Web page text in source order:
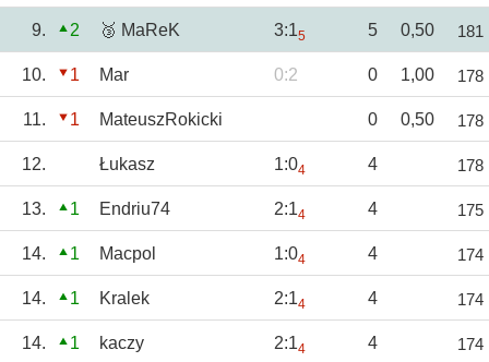
9. 2 🥉 MaReK 3:15 5 0,50 181
10. 1 Mar 0:2 0 1,00 178
11. 1 MateuszRokicki 0 0,50 178
12. Łukasz 1:04 4 178
13. 1 Endriu74 2:14 4 175
14. 1 Macpol 1:04 4 174
14. 1 Kralek 2:14 4 174
14. 1 kaczy 2:14 4 174